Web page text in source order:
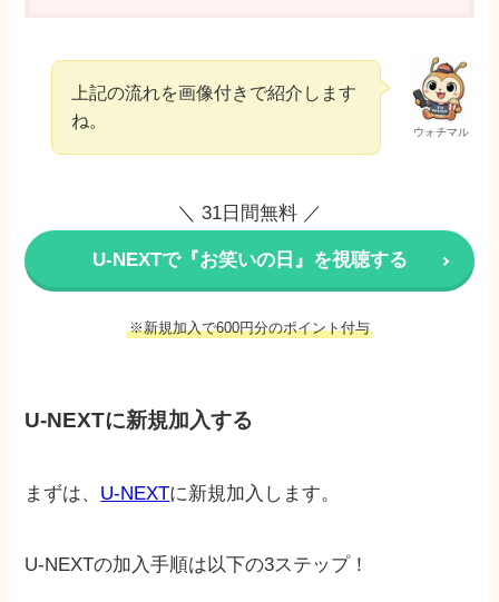
ウォチマル
上記の流れを画像付きで紹介します
ね。
＼ 31日間無料 ／
U-NEXTで『お笑いの日』を視聴する
※新規加入で600円分のポイント付与
U-NEXTに新規加入する
まずは、 U-NEXTに新規加入します。
U-NEXTの加入手順は以下の3ステップ！